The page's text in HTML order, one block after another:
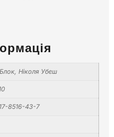
Ніколя Убеш
8516-43-7